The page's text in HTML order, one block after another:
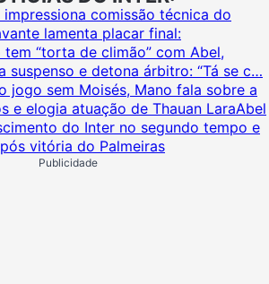
comissão técnica do
lamenta placar final:
tem “torta de climão” com Abel,
suspenso e detona árbitro: “Tá se c…
jogo sem Moisés, Mano fala sobre a
e elogia atuação de Thauan LaraAbel
do Inter no segundo tempo e
vitória do Palmeiras
Publicidade